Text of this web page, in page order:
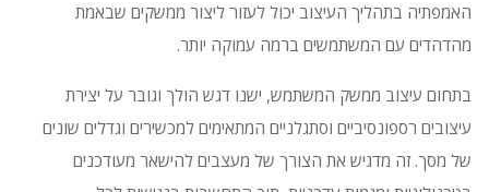
האמפתיה בתהליך העיצוב יכול לעזור ליצור ממשקים שבאמת
מהדהדים עם המשתמשים ברמה עמוקה יותר.
בתחום עיצוב ממשק המשתמש, ישנו דגש הולך וגובר על יצירת
עיצובים רספונסיביים וסתגלניים המתאימים למכשירים וגדלים שונים
של מסך.זה מדגיש את הצורך של מעצבים להישאר מעודכנים